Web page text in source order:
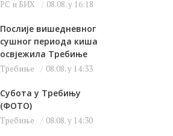
РС и БИХ 08.08. у 16:18
Послије вишедневног
сушног периода киша
освјежила Требиње
Требиње 08.08. у 14:33
Субота у Требињу
(ФОТО)
Требиње 08.08. у 14:30